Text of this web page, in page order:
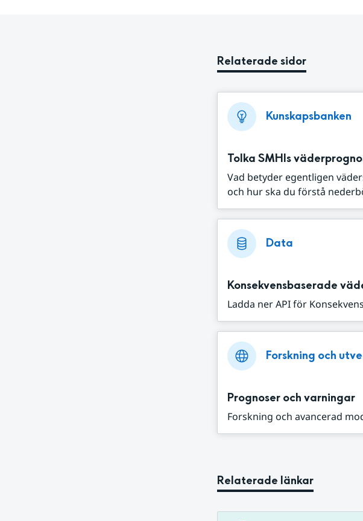
Relaterade sidor
Kunskapsbanken
Tolka SMHIs
Vad betyder egentligen
och hur ska du förstå
Data
Konsekvensbaserade
Ladda ner API för
Forskning och
Prognoser och varningar
Forskning och avancerad
Relaterade länkar